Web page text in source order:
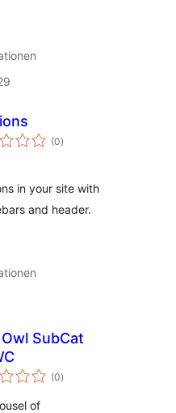
(0Bewertungen
insgesamt
)
in your site with
and header.
SubCat
(0Bewertungen
insgesamt
)
of